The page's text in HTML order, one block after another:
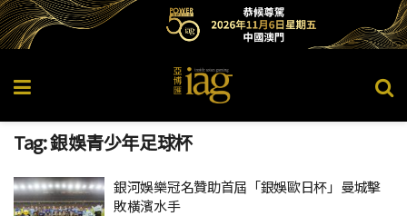
Tag:銀娛青少年足球杯
銀河娛樂冠名贊助首屆「銀娛歐日杯」曼城擊
敗橫濱水手